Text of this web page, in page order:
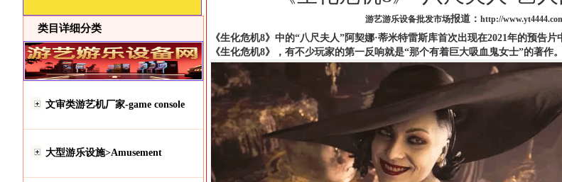
类目详细分类
文审类游艺机厂家-game console
大型游乐设施>Amusement
游艺游乐设备批发市场报道： http://
《生化危机8》中的“八尺夫人”阿契娜·蒂米特雷斯库首次出现在2021年的预告
《生化危机8》，有不少玩家的第一反响就是“那个有着巨大吸血鬼女士”的著作。